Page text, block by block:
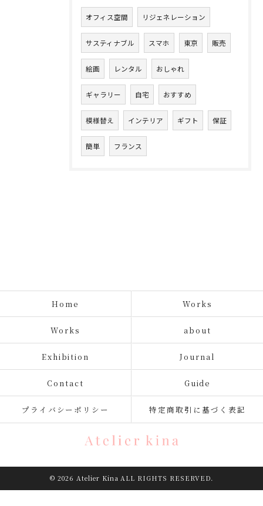
オフィス空間 リジェネレーション
サスティナブル スマホ 東京 販売
絵画 レンタル おしゃれ
ギャラリー 自宅 おすすめ
模様替え インテリア ギフト 保証
簡単 フランス
Home Works
Works about
Exhibition Journal
Contact Guide
プライバシーポリシー 特定商取引に基づく表記
© 2026 Atelier Kina ALL RIGHTS RESERVED.